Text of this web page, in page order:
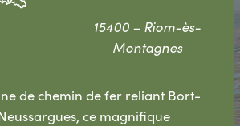
15400 – Riom-ès-
Montagnes
de chemin de fer reliant Bort-
ce magnifique